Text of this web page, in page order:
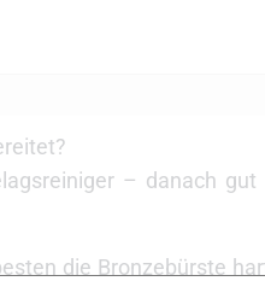
– danach gut
die Bronzebürste